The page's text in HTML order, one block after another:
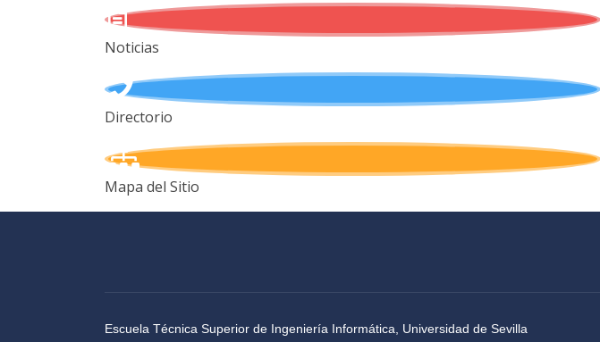
Noticias
Directorio
Mapa del Sitio
Escuela Técnica Superior de Ingeniería Informática, Universidad de Sevilla